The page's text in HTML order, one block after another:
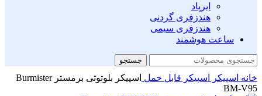
ایرپاد
هندزفری گردنی
هندزفری سیمی
ساعت هوشمند
جستجو
خانه اسپیکر اسپیکر قابل حمل
اسپیکر بلوتوثی برمستر Burmister
BM-V95